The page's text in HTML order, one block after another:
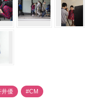
井優 #CM